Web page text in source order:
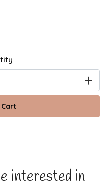
+
interested in